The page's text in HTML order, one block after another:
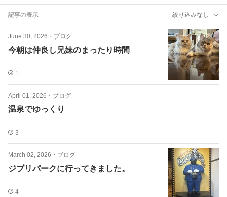
記事の表示 絞り込みなし
June 30, 2026 ・ ブログ
今朝は仲良し兄妹のまったり時間
1
April 01, 2026 ・ ブログ
温泉でゆっくり
3
March 02, 2026 ・ ブログ
ジブリパークに行ってきました。
4